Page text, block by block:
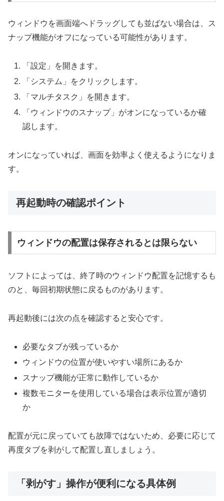
ウィンドウを画面端へドラッグしても並ばない場合は、ス
ナップ機能がオフになっている可能性があります。
「設定」を開きます。
「システム」をクリックします。
「マルチタスク」を開きます。
「ウィンドウのスナップ」がオンになっているか確
認します。
オンになっていれば、画面を効率よく使えるようになりま
す。
再起動時の確認ポイント
ウィンドウの配置は保存されるとは限らない
ソフトによっては、終了時のウィンドウ配置を記憶するも
のと、毎回初期状態に戻るものがあります。
再起動後には次の点を確認すると安心です。
必要なタブが残っているか
ウィンドウの位置が使いやすい場所にあるか
スナップ機能が正常に動作しているか
複数モニターを使用している場合は表示位置が適切
か
配置が元に戻っていても故障ではないため、必要に応じて
再度タブを剥がして配置し直しましょう。
「剥がす」操作が便利になる具体例